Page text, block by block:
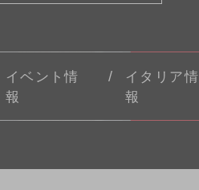
イベント情
報
イタリア情
報